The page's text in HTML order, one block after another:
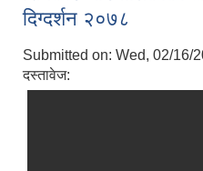
दिग्दर्शन २०७८
Submitted on: Wed, 02/16/
दस्तावेज: